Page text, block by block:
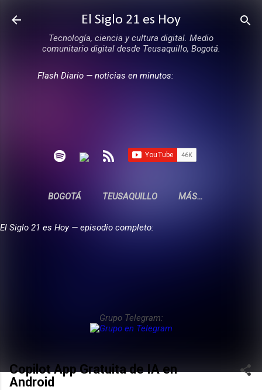
Ir al contenido principal
El Siglo 21 es Hoy
Tecnología, ciencia y cultura digital. Medio
comunitario digital desde Teusaquillo, Bogotá.
Flash Diario — noticias en minutos:
BOGOTÁ TEUSAQUILLO MÁS…
El Siglo 21 es Hoy — episodio completo:
Grupo Telegram:
Copilot App Gratuita de IA en
Android